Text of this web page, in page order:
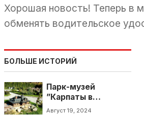
Хорошая новость! Теперь
обменять водительское
БОЛЬШЕ ИСТОРИЙ
Парк-музей
”Карпаты в
миниатюре”.
Август 19, 2024